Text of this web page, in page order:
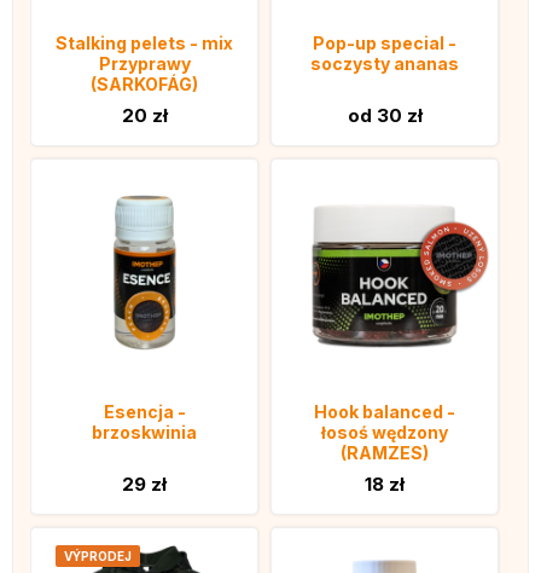
Stalking pelets - mix
Przyprawy
(SARKOFÁG)
20 zł
Pop-up special -
soczysty ananas
od 30 zł
Esencja -
brzoskwinia
29 zł
Hook balanced -
łosoś wędzony
(RAMZES)
18 zł
VÝPRODEJ